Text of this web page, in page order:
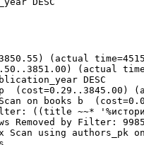
(actual
(actual
DESC
(cost=0.29..3845.00)
on books b
((title ~~*
Removed by Filter:
Scan using authors_pk